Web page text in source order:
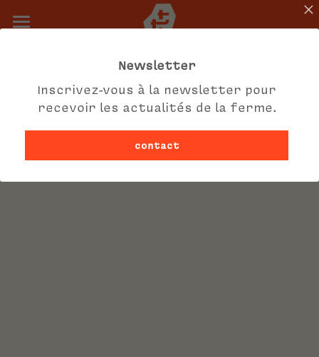
Le potager des habitant.e.s
Le bénévolat
Teambuilding et privatisation
La pépinière
Newsletter
Inscrivez-vous à la newsletter pour
recevoir les actualités de la ferme.
contact